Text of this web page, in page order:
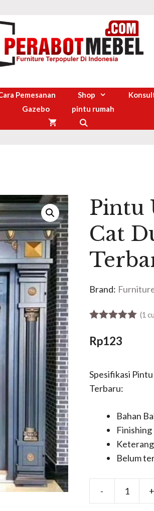
Pemesanan Shop
Gazebo
pintu rumah
Pintu
Cat
Brand:
(1
Rp123
Spesifikasi
Terbaru:
Bahan
Belum
- +